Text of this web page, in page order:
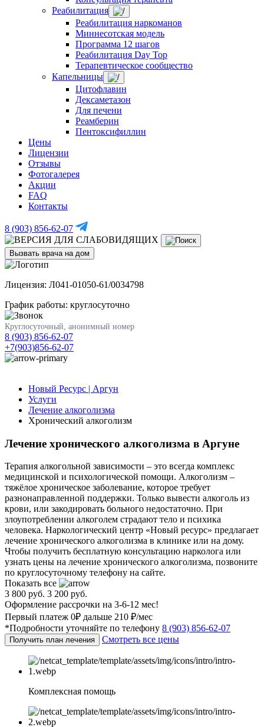
Реабилитация
Реабилитация наркоманов
Миннесотская модель
Программа 12 шагов
Реабилитация Day Top
Терапевтическое сообщество
Капельницы
Цитофлавин
Дексаметазон
Для печени
Реамберин
Пентоксифиллин
Цены
Лицензии
Отзывы
Фотогалерея
Акции
FAQ
Контакты
8 (903) 856-62-07
Вызвать врача на дом
Лицензия: Л041-01050-61/0034798
График работы: круглосуточно
Круглосуточный, анонимный номер
8 (903) 856-62-07
+7(903)856-62-07
Новый Ресурс | Аргун
Услуги
Лечение алкоголизма
Хронический алкоголизм
Лечение хронического алкоголизма в Аргуне
Терапия алкогольной зависимости – это всегда комплекс
медицинской и психологической помощи. Алкоголизм –
тяжёлое хроническое заболевание, которое требует
разнонаправленной поддержки. Только вывести алкоголь из
крови, или закодировать больного недостаточно. При
злоупотреблении алкоголем страдают тело и психика
человека. Наркологический центр «Новый ресурс» предлагает
лечение хронического алкоголизма в клинике или на дому.
Чтобы получить бесплатную консультацию нарколога или
узнать цены на лечение хронического алкоголизма, позвоните
по круглосуточному телефону на сайте.
Показать все
3 800 руб. 3 200 руб.
Оформление рассрочки на 3-6-12 мес!
Первый платеж 0₽ дальше 210 ₽/мес
*Подробности уточняйте по телефону 8 (903) 856-62-07
Получить план лечения Смотреть все цены
Комплексная помощь